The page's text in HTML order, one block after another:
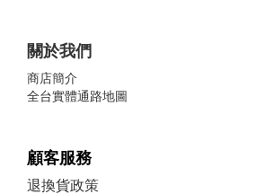
關於我們
商店簡介
全台實體通路地圖
顧客服務
退換貨政策